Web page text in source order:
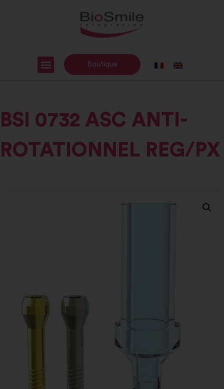
Boutique
BSI 0732 ASC ANTI-
ROTATIONNEL REG/PX